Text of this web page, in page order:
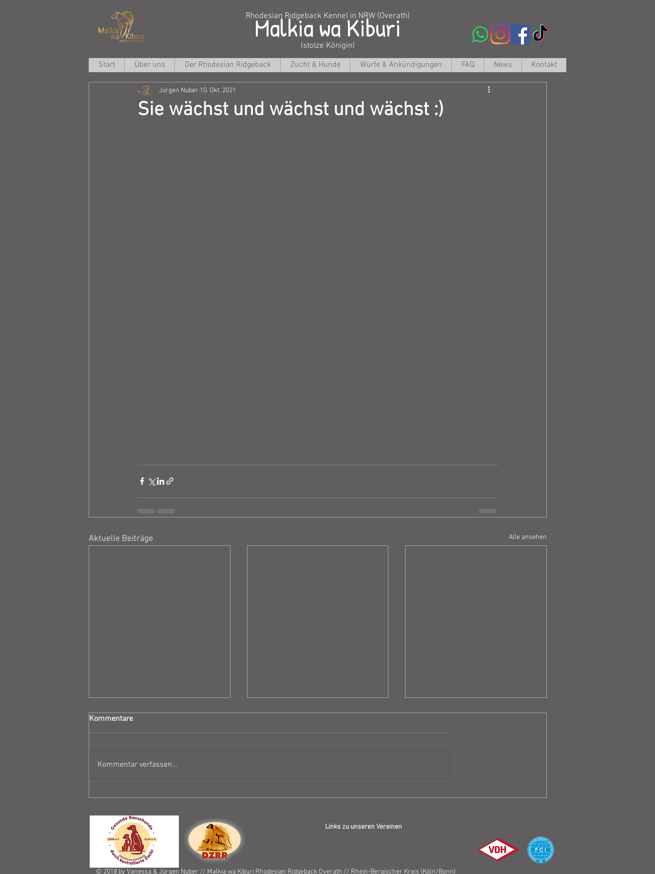
Rhodesian Ridgeback Kennel in NRW (Overath)
Malkia wa Kiburi
(stolze Königin)
Start
Über uns Der Rhodesian Ridgeback Zucht & Hunde Würfe & Ankündigungen FAQ News Kontakt
Sie wächst und wächst und wächst :)
Jürgen Nuber 10. Okt. 2021
Aktuelle Beiträge Alle ansehen
Kommentare
Kommentar verfassen...
Links zu unseren Vereinen
© 2018 by Vanessa & Jürgen Nuber // Malkia wa Kiburi Rhodesian Ridgeback Overath // Rhein-Bergischer Kreis (Köln/Bonn)